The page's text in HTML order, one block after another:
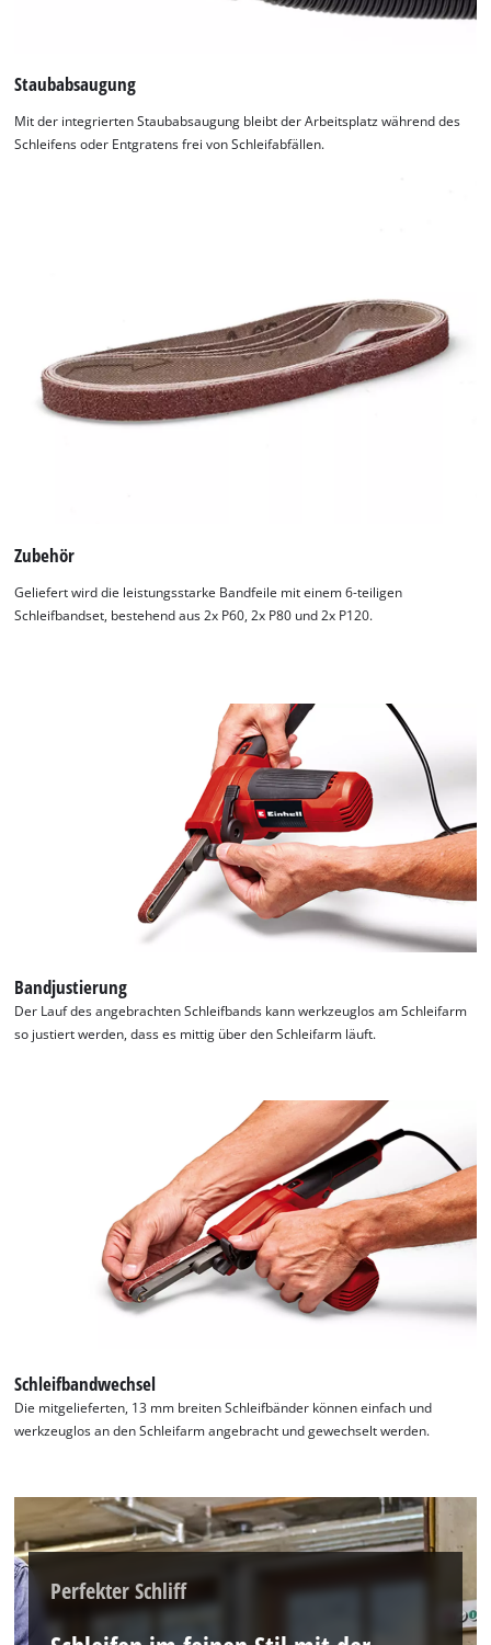
Staubabsaugung
Mit der integrierten Staubabsaugung bleibt der Arbeitsplatz während des
Schleifens oder Entgratens frei von Schleifabfällen.
Zubehör
Geliefert wird die leistungsstarke Bandfeile mit einem 6-teiligen
Schleifbandset, bestehend aus 2x P60, 2x P80 und 2x P120.
Bandjustierung
Der Lauf des angebrachten Schleifbands kann werkzeuglos am Schleifarm
so justiert werden, dass es mittig über den Schleifarm läuft.
Schleifbandwechsel
Die mitgelieferten, 13 mm breiten Schleifbänder können einfach und
werkzeuglos an den Schleifarm angebracht und gewechselt werden.
Perfekter Schliff